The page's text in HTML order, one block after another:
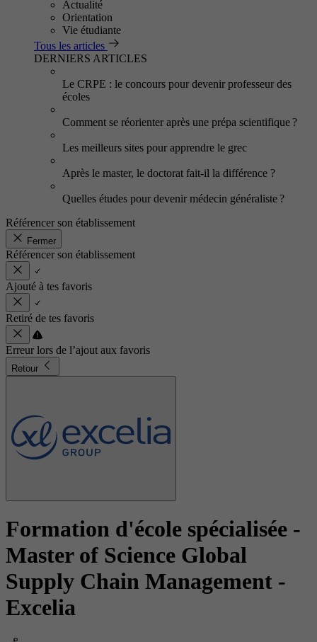
Actualité
Orientation
Vie étudiante
Tous les articles
DERNIERS ARTICLES
Le CRPE : le concours pour devenir professeur des
écoles
Comment se réorienter après une prépa scientifique ?
Les meilleurs sites pour apprendre le grec
Après le master, le doctorat fait-il la différence ?
Quelles études pour devenir médecin généraliste ?
Référencer son établissement
Fermer
Référencer son établissement
Ajouté à tes favoris
Retiré de tes favoris
Erreur lors de l’ajout aux favoris
Retour
Formation d'école spécialisée -
Master of Science Global
Supply Chain Management -
Excelia